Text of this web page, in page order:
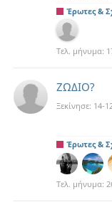
Έρωτες &
Τελ. μήνυμα:
ΖΩΔΙΟ?
Ξεκίνησε: 14-
Έρωτες &
Τελ. μήνυμα: